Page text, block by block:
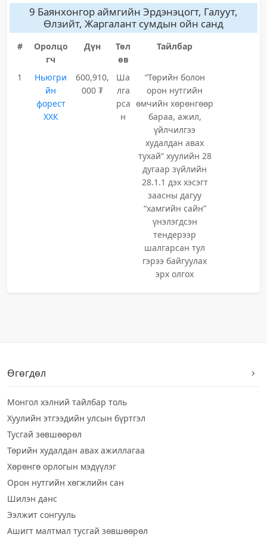
9 Баянхонгор аймгийн Эрдэнэцогт, Галуут,
Өлзийт, Жаргалант сумдын ойн санд
#
Оролцо
гч
Дүн
Төл
өв
Тайлбар
1
Ньюгри
йн
форест
ХХК
600,910,
000 ₮
Ша
лга
рса
н
“Төрийн болон
орон нутгийн
өмчийн хөрөнгөөр
бараа, ажил,
үйлчилгээ
худалдан авах
тухай” хуулийн 28
дугаар зүйлийн
28.1.1 дэх хэсэгт
заасны дагуу
“хамгийн сайн”
үнэлэгдсэн
тендерээр
шалгарсан тул
гэрээ байгуулах
эрх олгох
Өгөгдөл
Монгол хэлний тайлбар толь
Хуулийн этгээдийн улсын бүртгэл
Тусгай зөвшөөрөл
Төрийн худалдан авах ажиллагаа
Хөрөнгө орлогын мэдүүлэг
Орон нутгийн хөгжлийн сан
Шилэн данс
Ээлжит сонгууль
Ашигт малтмал тусгай зөвшөөрөл